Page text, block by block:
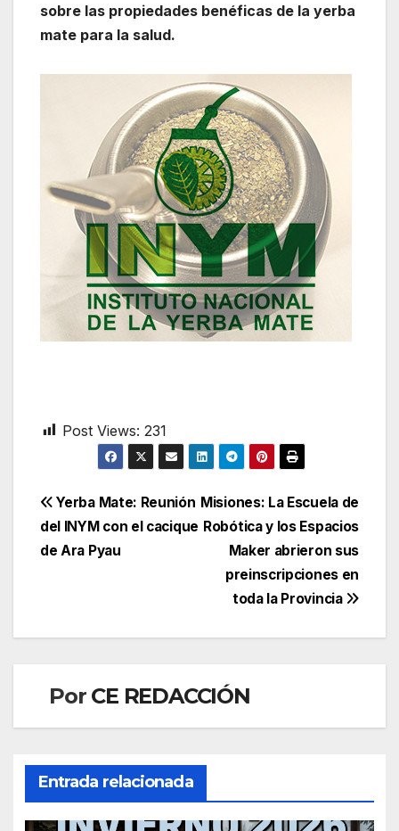
sobre las propiedades benéficas de la yerba
mate para la salud.
Post Views: 231
Navegación
de
Misiones: La Escuela de
Robótica y los Espacios
Maker abrieron sus
preinscripciones en
toda la Provincia
Yerba Mate: Reunión
del INYM con el cacique
de Ara Pyau
Por CE REDACCIÓN
Entrada relacionada